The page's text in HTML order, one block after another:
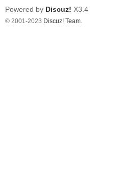
Powered by Discuz! X3.4
© 2001-2023 Discuz! Team.